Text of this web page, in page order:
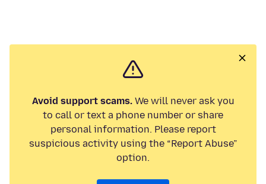
Avoid support scams.We will never ask you
to call or text a phone number or share
personal information. Please report
suspicious activity using the “Report Abuse”
option.